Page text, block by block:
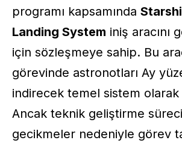
programı kapsamında
Landing System iniş aracını
için sözleşmeye sahip. Bu
görevinde astronotları Ay
indirecek temel sistem olarak
Ancak teknik geliştirme
gecikmeler nedeniyle görev